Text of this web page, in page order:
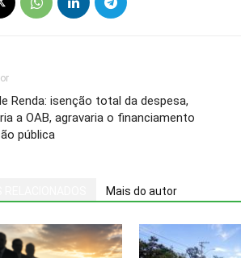
Renda: isenção total da despesa,
a OAB, agravaria o financiamento
pública
Mais do autor